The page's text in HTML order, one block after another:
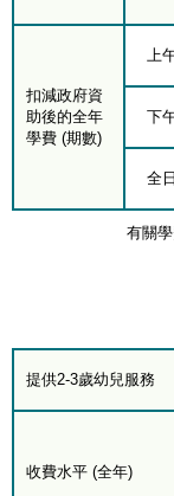
扣減政府資
助後的全年
學費 (期數)
上
下
全
有關
提供2-3歲幼兒服務
收費水平 (全年)